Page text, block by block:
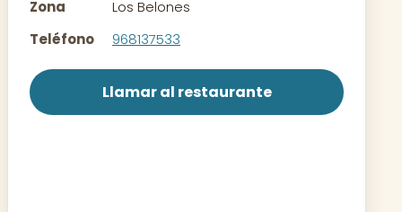
Contacto
Zona
Los Belones
Teléfono
968137533
Llamar al restaurante